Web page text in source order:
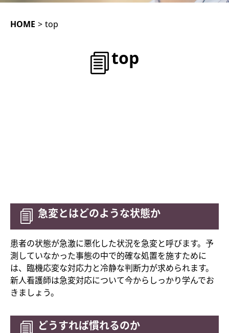
HOME > top
top
急変とはどのような状態か
患者の状態が急激に悪化した状況を急変と呼びます。予
測していなかった事態の中で的確な処置を施すために
は、臨機応変な対応力と冷静な判断力が求められます。
新人看護師は急変対応について今からしっかり学んでお
きましょう。
どうすれば慣れるのか